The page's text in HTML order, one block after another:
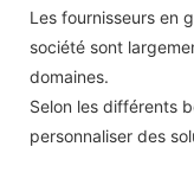
Les fournisseurs en
société sont
domaines.
Selon les différents
personnaliser des